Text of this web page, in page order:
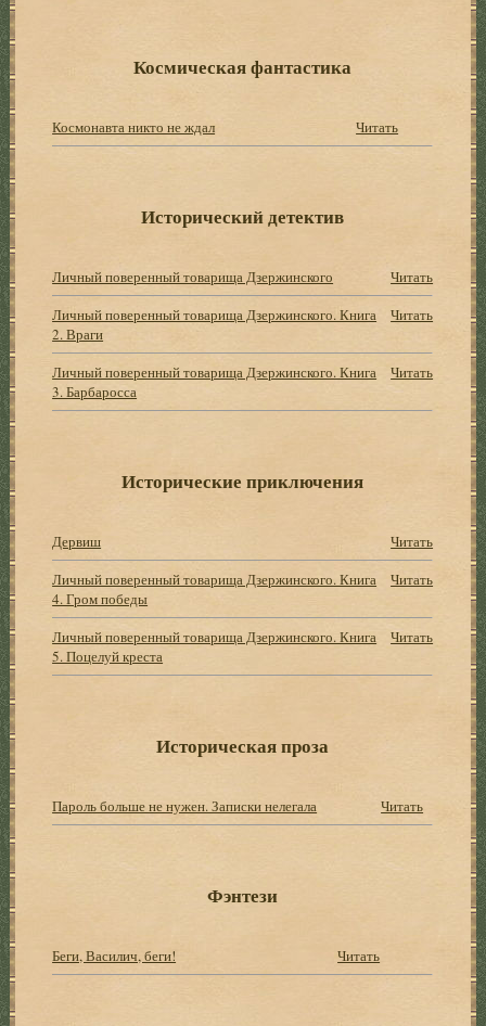
Космическая фантастика
Космонавта никто не ждал Читать
Исторический детектив
Личный поверенный товарища Дзержинского
Читать
Личный поверенный товарища Дзержинского. Книга
2. Враги
Читать
Личный поверенный товарища Дзержинского. Книга
3. Барбаросса
Читать
Исторические приключения
Дервиш
Читать
Личный поверенный товарища Дзержинского. Книга
4. Гром победы
Читать
Личный поверенный товарища Дзержинского. Книга
5. Поцелуй креста
Читать
Историческая проза
Пароль больше не нужен. Записки нелегала Читать
Фэнтези
Беги, Василич, беги! Читать